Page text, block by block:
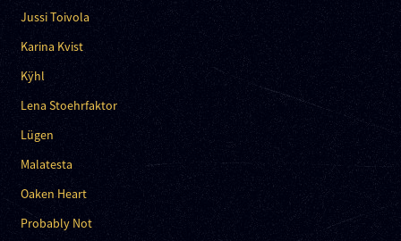
Jussi Toivola
Karina Kvist
Kÿhl
Lena Stoehrfaktor
Lügen
Malatesta
Oaken Heart
Probably Not